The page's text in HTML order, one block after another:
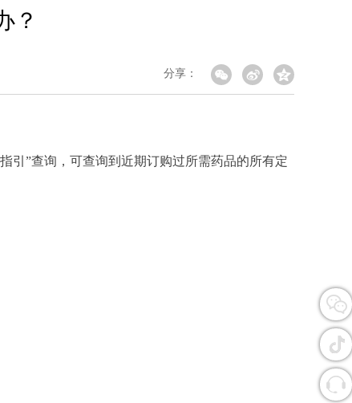
？
分享：
引”查询，可查询到近期订购过所需药品的所有定